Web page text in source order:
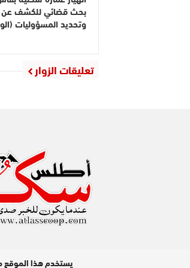
بحث قضائي للكشف عن
وتحديد المسؤوليات
تعليقات الزوار
مدير النشر : عبد الله عزي /
يستخدم هذا الموقع